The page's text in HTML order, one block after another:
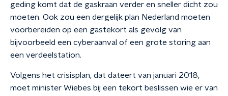
geding komt dat de gaskraan verder en sneller dicht zou
moeten. Ook zou een dergelijk plan Nederland moeten
voorbereiden op een gastekort als gevolg van
bijvoorbeeld een cyberaanval of een grote storing aan
een verdeelstation.
Volgens het crisisplan, dat dateert van januari 2018,
moet minister Wiebes bij een tekort beslissen wie er van